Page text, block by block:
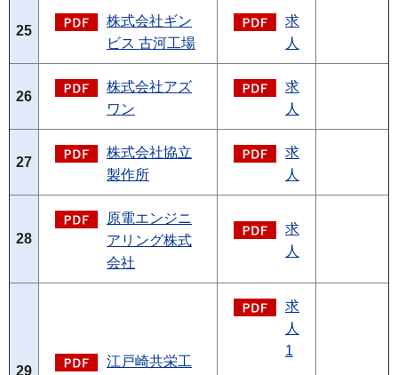
25
株式会社ギン
ビス 古河工場
求
人
26
株式会社アズ
ワン
求
人
27
株式会社協立
製作所
求
人
28
原電エンジニ
アリング株式
会社
求
人
29
江戸崎共栄工
求
人
1